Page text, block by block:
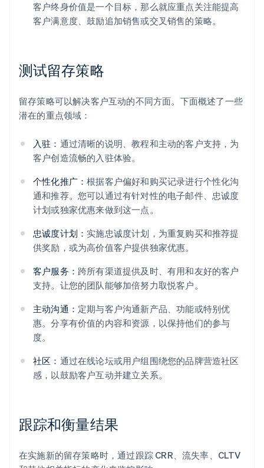
客户终身价值是一个目标，那么就应重点关注能提高
客户满意度、鼓励追加销售或交叉销售的策略。
测试留存策略
留存策略可以解决客户互动的不同方面。下面概述了一些
潜在的重点领域：
入驻： 通过清晰的说明、教程和主动的客户支持，为
客户创造流畅的入驻体验。
个性化推广：根据客户偏好和购买记录进行个性化沟
通和推荐。您可以通过有针对性的电子邮件、忠诚度
计划或独家优惠来做到这一点。
忠诚度计划： 实施忠诚度计划，为重复购买和推荐提
供奖励，或为高价值客户提供独家优惠。
客户服务： 跨所有渠道提供及时、有用和友好的客户
支持。让您的团队能够加倍努力取悦客户。
主动沟通： 定期与客户沟通新产品、功能或特别优
惠。分享有价值的内容和资源，以保持他们的参与
度。
社区： 通过在线论坛或用户组围绕您的品牌营造社区
感，以鼓励客户互动并建立关系。
跟踪和衡量结果
在实施新的留存策略时，通过跟踪 CRR、流失率、CLTV